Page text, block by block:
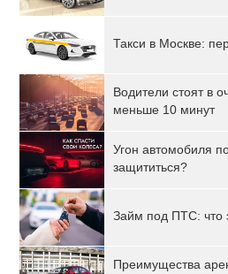
Такси в Москве:
Водители стоят в
меньше 10 минут
Угон автомобиля
защититься?
Займ под ПТС: что
Преимущества